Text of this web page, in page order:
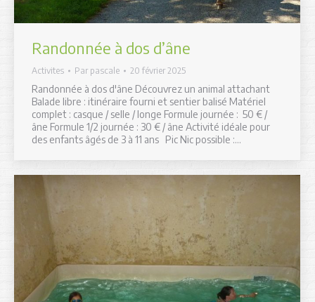
Randonnée à dos d’âne
Activites Par pascale 20 février 2025
Randonnée à dos d'âne Découvrez un animal attachant
Balade libre : itinéraire fourni et sentier balisé Matériel
complet : casque / selle / longe Formule journée : 50 € /
âne Formule 1/2 journée : 30 € / âne Activité idéale pour
des enfants âgés de 3 à 11 ans Pic Nic possible :…